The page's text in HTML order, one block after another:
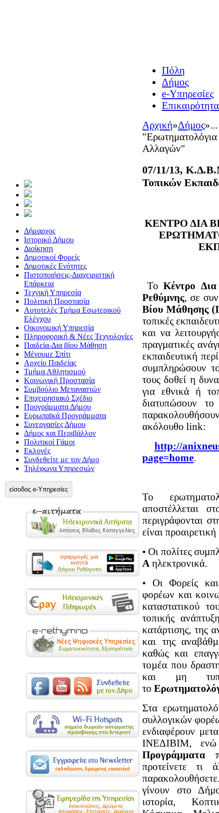
Δήμαρχος
Ιστορικό Δήμου
Διοίκηση
Δημοτικοί Φορείς
Δημοτικές Ενότητες
Πιστοποιήσεις-Διαχειριστική
Επάρκεια
Τεχνική Υπηρεσία
Πολιτική Προστασία
Αυτοτελές Τμήμα Εσωτερικού
Ελέγχου
Οικονομική Υπηρεσία
Πληροφορική & Νέες Τεχνολογίες
Παιδεία-Δια βίου Μάθηση
Μένουμε Σπίτι
Αρχείο Παιδείας
Τμήμα Αθλητισμού
Κοινωνική Προστασία
Συμβούλιο Μεταναστών
Επιχειρησιακό Σχέδιο
Προγράμματα Δήμου
Ευρωπαϊκά Προγράμματα
Συνεργασίες Δήμου
Δήμος και Περιβάλλον
Πολιτικοί Γάμοι
Εκλογές
Συνδεθείτε με τον Δήμο
Τηλέφωνα Υπηρεσιών
είσοδος e-Υπηρεσίες
Πόλη
Δήμος
e-Υπηρεσίες
Επικαιρότητα
Αρχική»Δήμος»
"Ερωτηματολόγια
Αλλαγών"
07/11/13,
Τοπικών
ΚΕΝΤΡΟ ∆ΙΑ
ΤοΚέντρο
Ρεθύμνης, σε
Βίου Μάθησης
τοπικές
και να
πραγµατικές
εκπαιδευτική
συµπληρώσουν
τους δοθεί η
για εθνικά ή
διατυπώσουν
ακόλουθο link:
http://
page=home.
Το
αποστέλλεται
περιγράφονται
είναι
• Οι πολίτες
Α ηλεκτρονικά.
• Οι Φορείς
φορέων και
καταστατικού
τοπικής
κατάρτισης, της
και της
καθώς και
τοµέα που
και µη
το
Στα
συλλογικών
ενδιαφέρουν
ΙΝΕΔΙΒΙΜ,
Προγράμματα
προτείνετε τι
γίνουν στο
ιστορία,